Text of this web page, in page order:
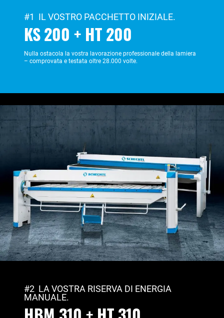
#1 IL VOSTRO PACCHETTO INIZIALE.
KS 200 + HT 200
Nulla ostacola la vostra lavorazione professionale della lamiera
– comprovata e testata oltre 28.000 volte.
#2 LA VOSTRA RISERVA DI ENERGIA
MANUALE.